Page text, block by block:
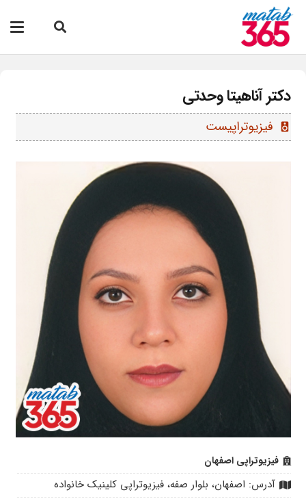
دکتر آناهیتا وحدتی
speaker فیزیوتراپیست
فیزیوتراپی اصفهان
آدرس: اصفهان، بلوار صفه، فیزیوتراپی کلینیک خانواده